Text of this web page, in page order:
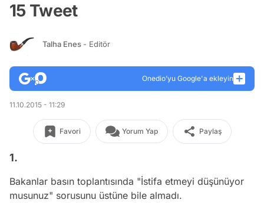
15 Tweet
Talha Enes - Editör
Onedio’yu Google'a ekleyin
11.10.2015 - 11:29
Favori Yorum Yap Paylaş
1.
Bakanlar basın toplantısında "İstifa etmeyi düşünüyor
musunuz" sorusunu üstüne bile almadı.